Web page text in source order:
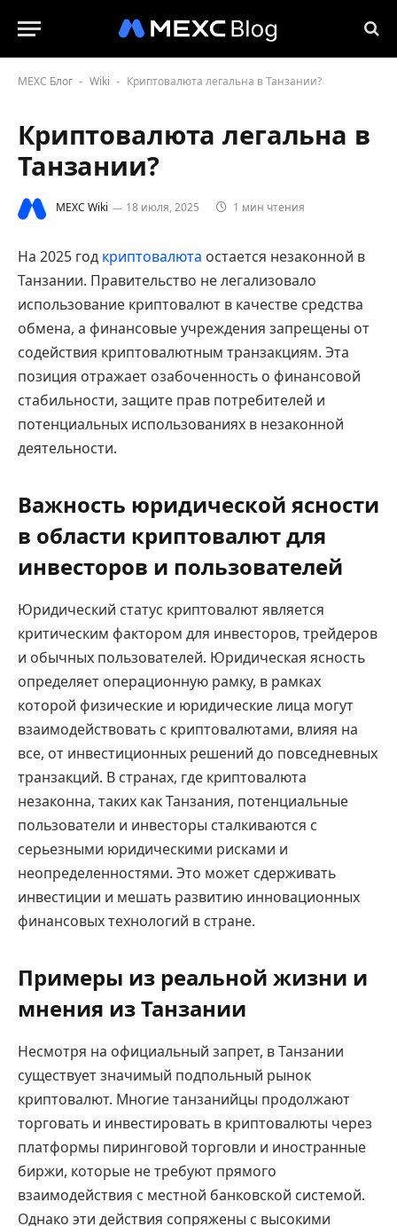
MEXC Блог - Wiki - Криптовалюта легальна в Танзании?
Криптовалюта легальна в
Танзании?
MEXC Wiki 18 июля, 2025 1 мин чтения
На 2025 год криптовалюта остается незаконной в
Танзании. Правительство не легализовало
использование криптовалют в качестве средства
обмена, а финансовые учреждения запрещены от
содействия криптовалютным транзакциям. Эта
позиция отражает озабоченность о финансовой
стабильности, защите прав потребителей и
потенциальных использованиях в незаконной
деятельности.
Важность юридической ясности
в области криптовалют для
инвесторов и пользователей
Юридический статус криптовалют является
критическим фактором для инвесторов, трейдеров
и обычных пользователей. Юридическая ясность
определяет операционную рамку, в рамках
которой физические и юридические лица могут
взаимодействовать с криптовалютами, влияя на
все, от инвестиционных решений до повседневных
транзакций. В странах, где криптовалюта
незаконна, таких как Танзания, потенциальные
пользователи и инвесторы сталкиваются с
серьезными юридическими рисками и
неопределенностями. Это может сдерживать
инвестиции и мешать развитию инновационных
финансовых технологий в стране.
Примеры из реальной жизни и
мнения из Танзании
Несмотря на официальный запрет, в Танзании
существует значимый подпольный рынок
криптовалют. Многие танзанийцы продолжают
торговать и инвестировать в криптовалюты через
платформы пиринговой торговли и иностранные
биржи, которые не требуют прямого
взаимодействия с местной банковской системой.
Однако эти действия сопряжены с высокими